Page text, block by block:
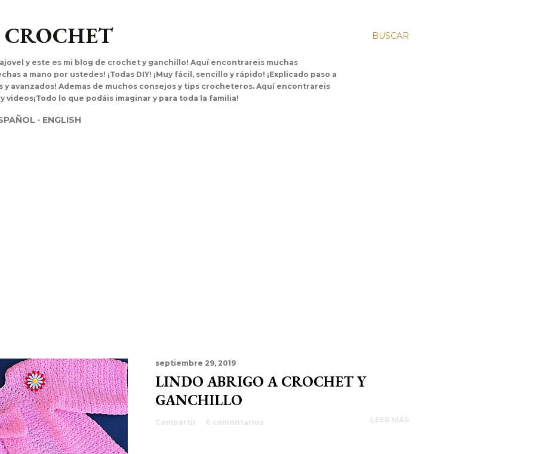
BUSCAR
y este es mi blog de crochet y ganchillo! Aquí encontrareis muchas
a mano por ustedes! ¡Todas DIY! ¡Muy fácil, sencillo y rápido! ¡Explicado paso a
y avanzados! Ademas de muchos consejos y tips crocheteros. Aquí encontrareis
videos¡Todo lo que podáis imaginar y para toda la familia!
ENGLISH
septiembre 29, 2019
LINDO ABRIGO A CROCHET Y
GANCHILLO
Compartir 6 comentarios LEER MÁS